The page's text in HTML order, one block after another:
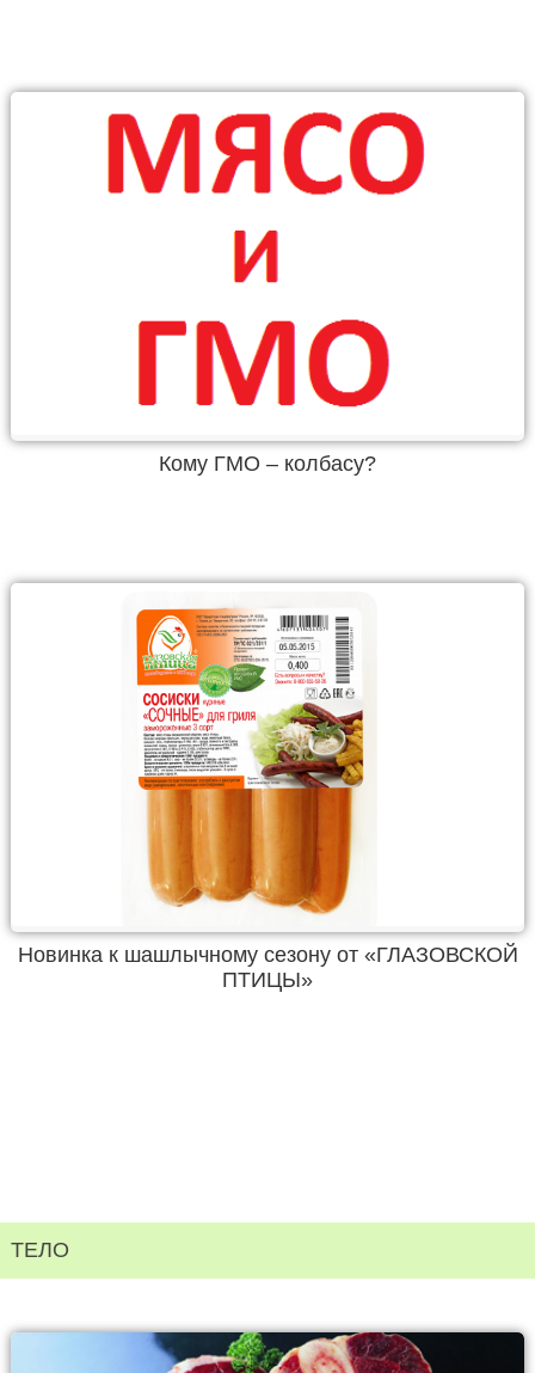
Кому ГМО – колбасу?
Новинка к шашлычному сезону от «ГЛАЗОВСКОЙ
ПТИЦЫ»
ТЕЛО